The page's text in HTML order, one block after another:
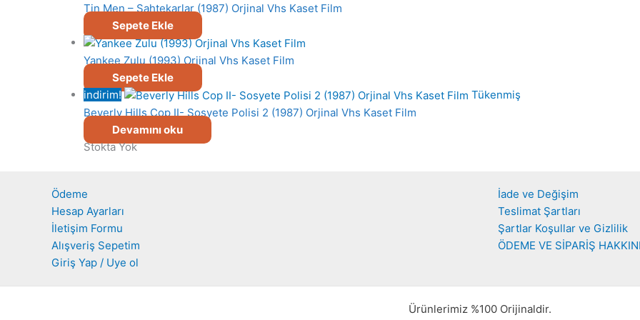
Tin Men – Sahtekarlar (1987) Orjinal Vhs Kaset Film
Sepete Ekle
Yankee Zulu (1993) Orjinal Vhs Kaset Film
Sepete Ekle
indirim!
Tükenmiş
Beverly Hills Cop II- Sosyete Polisi 2 (1987) Orjinal Vhs Kaset Film
Devamını oku
Stokta Yok
Ödeme
Hesap Ayarları
İletişim Formu
Alışveriş Sepetim
Giriş Yap / Uye ol
İade ve Değişim
Teslimat Şartları
Şartlar Koşullar ve Gizlilik
ÖDEME VE SİPARİŞ
Ürünlerimiz %100 Orijinaldir.